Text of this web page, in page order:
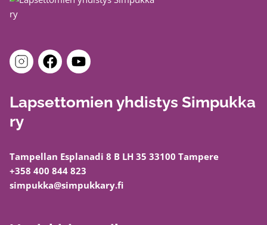
Lapsettomien yhdistys Simpukka
ry
Tampellan Esplanadi 8 B LH 35 33100 Tampere
+358 400 844 823
simpukka@simpukkary.fi